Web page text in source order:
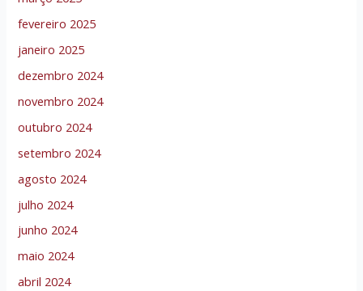
fevereiro 2025
janeiro 2025
dezembro 2024
novembro 2024
outubro 2024
setembro 2024
agosto 2024
julho 2024
junho 2024
maio 2024
abril 2024